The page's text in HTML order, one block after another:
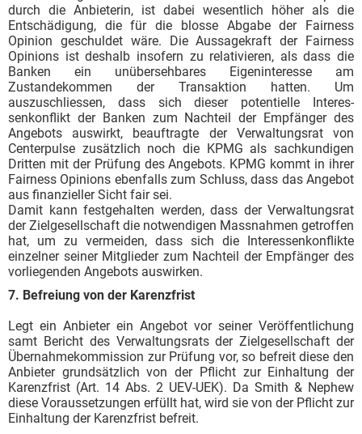
durch die Anbieterin, ist dabei wesentlich höher als die
Entschädigung, die für die blosse Abgabe der Fairness
Opinion geschuldet wäre. Die Aussagekraft der Fairness
Opinions ist deshalb insofern zu relativieren, als dass die
Banken ein unübersehbares Eigeninteresse am
Zustandekommen der Transaktion hatten. Um
auszuschliessen, dass sich dieser potentielle Interes­
senkonflikt der Banken zum Nachteil der Empfänger des
Angebots auswirkt, beauftragte der Verwaltungsrat von
Centerpulse zusätzlich noch die KPMG als sachkundigen
Dritten mit der Prüfung des Angebots. KPMG kommt in ihrer
Fairness Opinions ebenfalls zum Schluss, dass das Angebot
aus finanzieller Sicht fair sei.
Damit kann festgehalten werden, dass der Verwaltungsrat
der Zielgesellschaft die notwendigen Massnahmen getroffen
hat, um zu vermeiden, dass sich die Interessenkonflikte
einzelner seiner Mitglieder zum Nachteil der Empfänger des
vorliegenden Angebots auswirken.
7. Befreiung von der Karenzfrist
Legt ein Anbieter ein Angebot vor seiner Veröffentlichung
samt Bericht des Verwaltungsrats der Zielgesellschaft der
Übernahmekommission zur Prüfung vor, so befreit diese den
Anbieter grundsätzlich von der Pflicht zur Einhaltung der
Karenzfrist (Art. 14 Abs. 2 UEV-UEK). Da Smith & Nephew
diese Voraussetzungen erfüllt hat, wird sie von der Pflicht zur
Einhaltung der Karenzfrist befreit.